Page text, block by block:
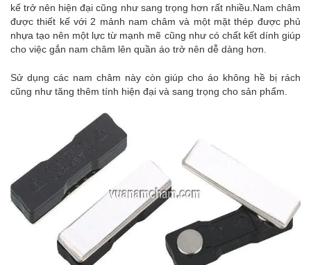
kế trở nên hiện đại cũng như sang trọng hơn rất nhiều.Nam châm
được thiết kế với 2 mảnh nam châm và một mặt thép được phủ
nhựa tạo nên một lực từ mạnh mẽ cũng như có chất kết dính giúp
cho việc gắn nam châm lên quần áo trở nên dễ dàng hơn.
Sử dụng các nam châm này còn giúp cho áo không hề bị rách
cũng như tăng thêm tính hiện đại và sang trọng cho sản phẩm.